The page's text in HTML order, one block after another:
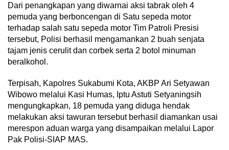
Dari penangkapan yang diwarnai aksi tabrak oleh 4
pemuda yang berboncengan di Satu sepeda motor
terhadap salah satu sepeda motor Tim Patroli Presisi
tersebut, Polisi berhasil mengamankan 2 buah senjata
tajam jenis cerulit dan corbek serta 2 botol minuman
beralkohol.
Terpisah, Kapolres Sukabumi Kota, AKBP Ari Setyawan
Wibowo melalui Kasi Humas, Iptu Astuti Setyaningsih
mengungkapkan, 18 pemuda yang diduga hendak
melakukan aksi tawuran tersebut berhasil diamankan usai
merespon aduan warga yang disampaikan melalui Lapor
Pak Polisi-SIAP MAS.